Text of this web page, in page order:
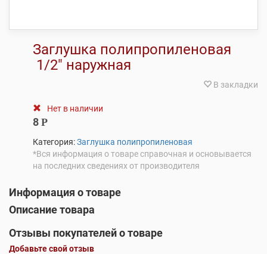
Заглушка полипропиленовая
1/2″ наружная
В закладки
Нет в наличии
8 Р
Категория:Заглушка полипропиленовая
*Вся информация о товаре справочная и основывается
на последних сведениях от производителя
Информация о товаре
Описание товара
Отзывы покупателей о товаре
Добавьте свой отзыв